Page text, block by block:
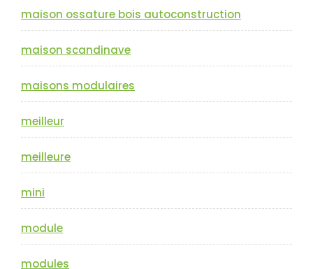
maison ossature bois autoconstruction
maison scandinave
maisons modulaires
meilleur
meilleure
mini
module
modules